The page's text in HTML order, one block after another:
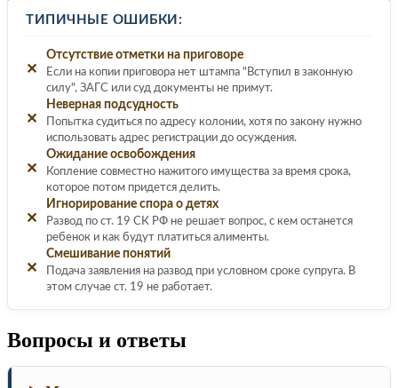
ТИПИЧНЫЕ ОШИБКИ:
✕
Отсутствие отметки на приговоре
Если на копии приговора нет штампа "Вступил в законную
силу", ЗАГС или суд документы не примут.
✕
Неверная подсудность
Попытка судиться по адресу колонии, хотя по закону нужно
использовать адрес регистрации до осуждения.
✕
Ожидание освобождения
Копление совместно нажитого имущества за время срока,
которое потом придется делить.
✕
Игнорирование спора о детях
Развод по ст. 19 СК РФ не решает вопрос, с кем останется
ребенок и как будут платиться алименты.
✕
Смешивание понятий
Подача заявления на развод при условном сроке супруга. В
этом случае ст. 19 не работает.
Вопросы и ответы